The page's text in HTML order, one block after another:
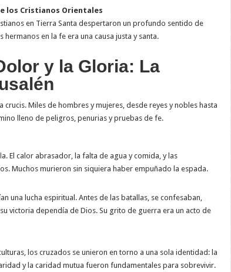
los Cristianos Orientales
en Tierra Santa despertaron un profundo sentido de
hermanos en la fe era una causa justa y santa.
y la Gloria: La
Miles de hombres y mujeres, desde reyes y nobles hasta
lleno de peligros, penurias y pruebas de fe.
El calor abrasador, la falta de agua y comida, y las
Muchos murieron sin siquiera haber empuñado la espada.
una lucha espiritual. Antes de las batallas, se confesaban,
victoria dependía de Dios. Su grito de guerra era un acto de
los cruzados se unieron en torno a una sola identidad: la
y la caridad mutua fueron fundamentales para sobrevivir.